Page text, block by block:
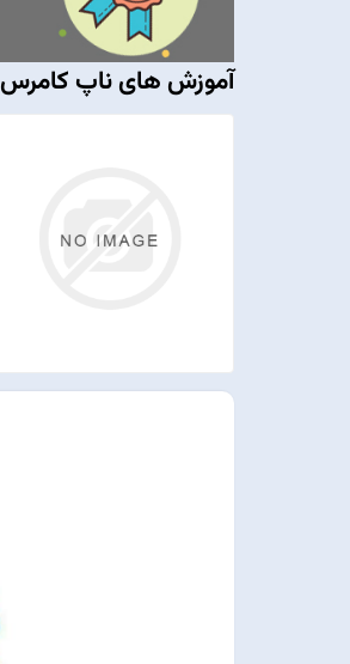
آموزش های ناپ کامرس